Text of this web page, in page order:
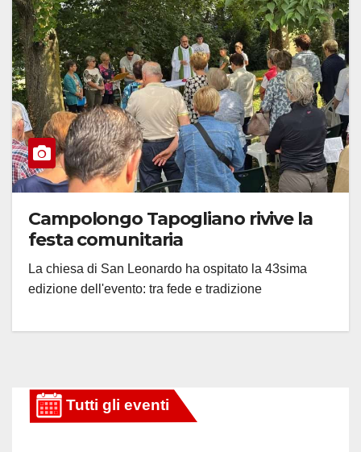
Campolongo Tapogliano rivive la
festa comunitaria
La chiesa di San Leonardo ha ospitato la 43sima
edizione dell'evento: tra fede e tradizione